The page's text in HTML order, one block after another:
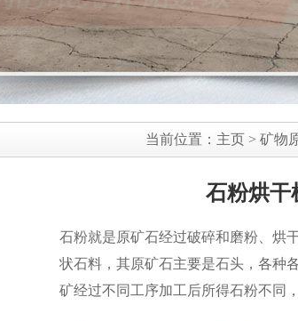
当前位置： 主页 > 矿物
石粉烘干
石粉就是原矿石经过破碎和磨粉、烘
状石料，其原矿石主要是石头，各种
矿经过不同工序加工后所得石粉不同